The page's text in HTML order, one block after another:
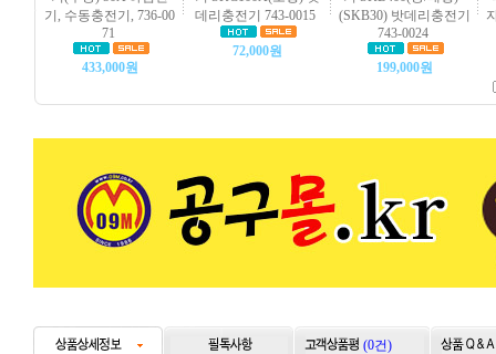
기, 수동충전기, 736-00
71
433,000원
데리충전기 743-0015
72,000원
(SKB30) 밧데리충전기
743-0024
199,000원
(0건)